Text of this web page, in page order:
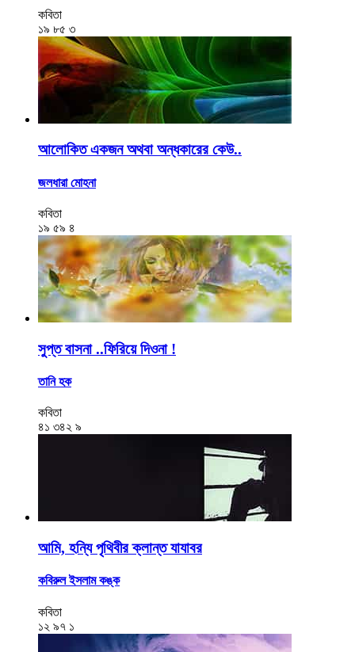
কবিতা
১৯ ৮৫ ৩
আলোকিত একজন অথবা অন্ধকারের কেউ..
জলধারা মোহনা
কবিতা
১৯ ৫৯ ৪
সুপ্ত বাসনা ..ফিরিয়ে দিওনা !
তানি হক
কবিতা
৪১ ৩৪২ ৯
আমি, হন্যি পৃথিবীর ক্লান্ত যাযাবর
কবিরুল ইসলাম কঙ্ক
কবিতা
১২ ৯৭ ১